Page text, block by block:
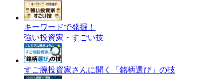
キーワードで発掘！
強い投資家・すごい技
すご腕投資家さんに聞く「銘柄選び」の技